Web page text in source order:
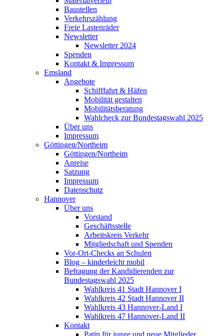
Baustellen
Verkehrszählung
Freie Lastenräder
Newsletter
Newsletter 2024
Spenden
Kontakt & Impressum
Emsland
Angebote
Schifffahrt & Häfen
Mobilität gestalten
Mobilitätsberatung
Wahlcheck zur Bundestagswahl 2025
Über uns
Impressum
Göttingen/Northeim
Göttingen/Northeim
Anreise
Satzung
Impressum
Datenschutz
Hannover
Über uns
Vorstand
Geschäftsstelle
Arbeitskreis Verkehr
Mitgliedschaft und Spenden
Vor-Ort-Checks an Schulen
Blog – kinderleicht mobil
Befragung der Kandidierenden zur
Bundestagswahl 2025
Wahlkreis 41 Stadt Hannover I
Wahlkreis 42 Stadt Hannover II
Wahlkreis 43 Hannover-Land I
Wahlkreis 47 Hannover-Land II
Kontakt
Patin für junge und neue Mitglieder